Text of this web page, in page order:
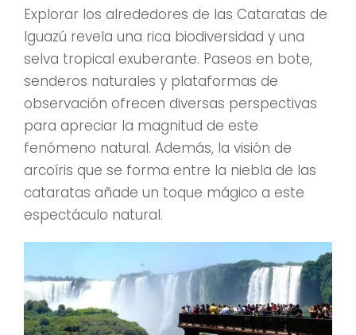
Explorar los alrededores de las Cataratas de
Iguazú revela una rica biodiversidad y una
selva tropical exuberante. Paseos en bote,
senderos naturales y plataformas de
observación ofrecen diversas perspectivas
para apreciar la magnitud de este
fenómeno natural. Además, la visión de
arcoíris que se forma entre la niebla de las
cataratas añade un toque mágico a este
espectáculo natural.